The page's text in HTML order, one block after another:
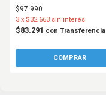
$97.990
$83.291 con Transferencia
3 x $32.663 sin interés